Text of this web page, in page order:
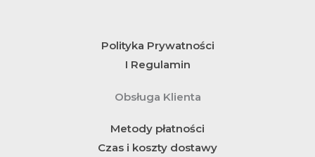
Polityka Prywatności
I Regulamin
Obsługa Klienta
Metody płatności
Czas i koszty dostawy